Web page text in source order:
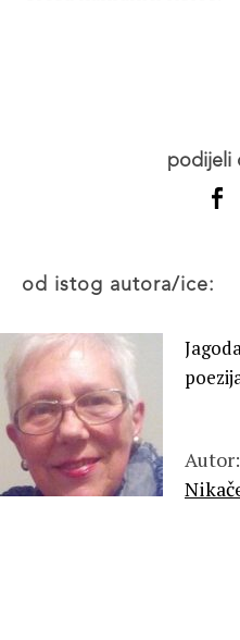
od istog autora/ice:
Autor: